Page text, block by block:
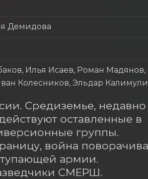
Демидова
Илья Исаев, Роман
Колесников, Эльдар
Средиземье, недавно
оставленные в
группы.
война
армии.
СМЕРШ.